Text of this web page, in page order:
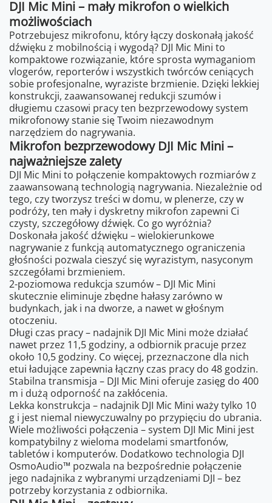
DJI Mic Mini – mały mikrofon o wielkich
możliwościach
Potrzebujesz mikrofonu, który łączy doskonałą jakość
dźwięku z mobilnością i wygodą? DJI Mic Mini to
kompaktowe rozwiązanie, które sprosta wymaganiom
vlogerów, reporterów i wszystkich twórców ceniących
sobie profesjonalne, wyraziste brzmienie. Dzięki lekkiej
konstrukcji, zaawansowanej redukcji szumów i
długiemu czasowi pracy ten bezprzewodowy system
mikrofonowy stanie się Twoim niezawodnym
narzędziem do nagrywania.
Mikrofon bezprzewodowy DJI Mic Mini –
najważniejsze zalety
DJI Mic Mini to połączenie kompaktowych rozmiarów z
zaawansowaną technologią nagrywania. Niezależnie od
tego, czy tworzysz treści w domu, w plenerze, czy w
podróży, ten mały i dyskretny mikrofon zapewni Ci
czysty, szczegółowy dźwięk. Co go wyróżnia?
Doskonała jakość dźwięku – wielokierunkowe
nagrywanie z funkcją automatycznego ograniczenia
głośności pozwala cieszyć się wyrazistym, nasyconym
szczegółami brzmieniem.
2-poziomowa redukcja szumów – DJI Mic Mini
skutecznie eliminuje zbędne hałasy zarówno w
budynkach, jak i na dworze, a nawet w głośnym
otoczeniu.
Długi czas pracy – nadajnik DJI Mic Mini może działać
nawet przez 11,5 godziny, a odbiornik pracuje przez
około 10,5 godziny. Co więcej, przeznaczone dla nich
etui ładujące zapewnia łączny czas pracy do 48 godzin.
Stabilna transmisja – DJI Mic Mini oferuje zasięg do 400
m i dużą odporność na zakłócenia.
Lekka konstrukcja – nadajnik DJI Mic Mini waży tylko 10
g i jest niemal niewyczuwalny po przypięciu do ubrania.
Wiele możliwości połączenia – system DJI Mic Mini jest
kompatybilny z wieloma modelami smartfonów,
tabletów i komputerów. Dodatkowo technologia DJI
OsmoAudio™ pozwala na bezpośrednie połączenie
jego nadajnika z wybranymi urządzeniami DJI – bez
potrzeby korzystania z odbiornika.